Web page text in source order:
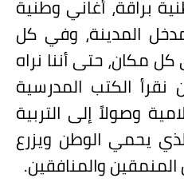
براقة، أغاني وطنية
المدينة، وفي كل
مكان، حتى أننا نراه
نقرأ الكتب المدرسية
وصولاً إلى التربية
يحمي الوطن ويزرع
والمنافقين.